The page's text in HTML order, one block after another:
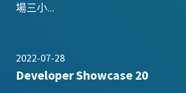
場三小...
Developer Showcase 20
2022-07-28